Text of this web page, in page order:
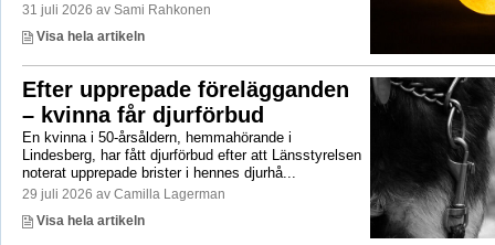
31 juli 2026 av Sami Rahkonen
Visa hela artikeln
Efter upprepade förelägganden
– kvinna får djurförbud
En kvinna i 50-årsåldern, hemmahörande i
Lindesberg, har fått djurförbud efter att Länsstyrelsen
noterat upprepade brister i hennes djurhå...
29 juli 2026 av Camilla Lagerman
Visa hela artikeln